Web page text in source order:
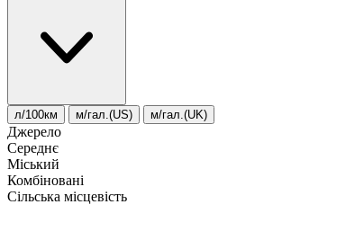
л/100км м/гал.(US) м/гал.(UK)
Джерело
Середнє
Міський
Комбіновані
Сільська місцевість